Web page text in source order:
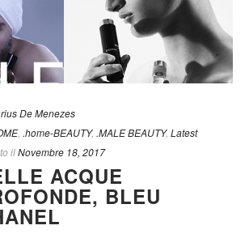
De Menezes
, .home-BEAUTY, .MALE BEAUTY, Latest
ilNovembre 18, 2017
ACQUE
BLEU